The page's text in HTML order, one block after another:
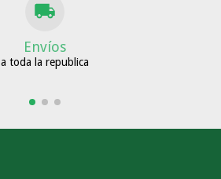
Envíos
a toda la republica